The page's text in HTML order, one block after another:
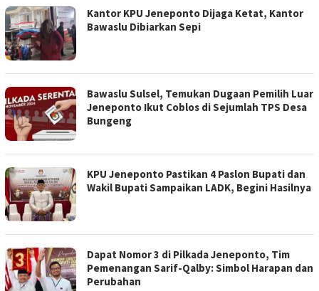
Kantor KPU Jeneponto Dijaga Ketat, Kantor
Bawaslu Dibiarkan Sepi
Bawaslu Sulsel, Temukan Dugaan Pemilih Luar
Jeneponto Ikut Coblos di Sejumlah TPS Desa
Bungeng
KPU Jeneponto Pastikan 4 Paslon Bupati dan
Wakil Bupati Sampaikan LADK, Begini Hasilnya
Dapat Nomor 3 di Pilkada Jeneponto, Tim
Pemenangan Sarif-Qalby: Simbol Harapan dan
Perubahan